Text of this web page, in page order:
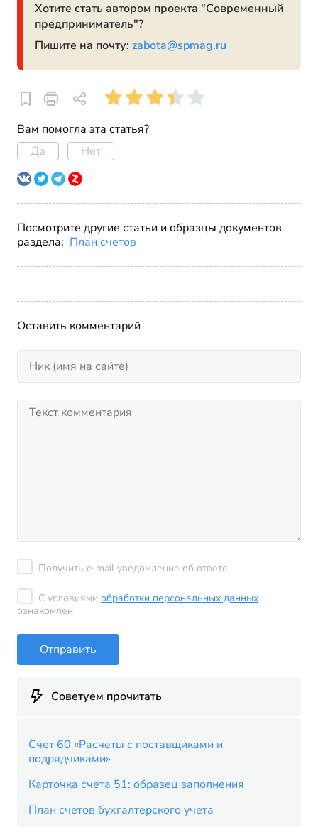
Хотите стать автором проекта "Современный
предприниматель"?
Пишите на почту: zabota@spmag.ru
Вам помогла эта статья?
Да
Нет
Посмотрите другие статьи и образцы документов
раздела: План счетов
Оставить комментарий
Получить e-mail уведомление об ответе
С условиями обработки персональных данных
ознакомлен
Отправить
Советуем прочитать
Счет 60 «Расчеты с поставщиками и
подрядчиками»
Карточка счета 51: образец заполнения
План счетов бухгалтерского учета